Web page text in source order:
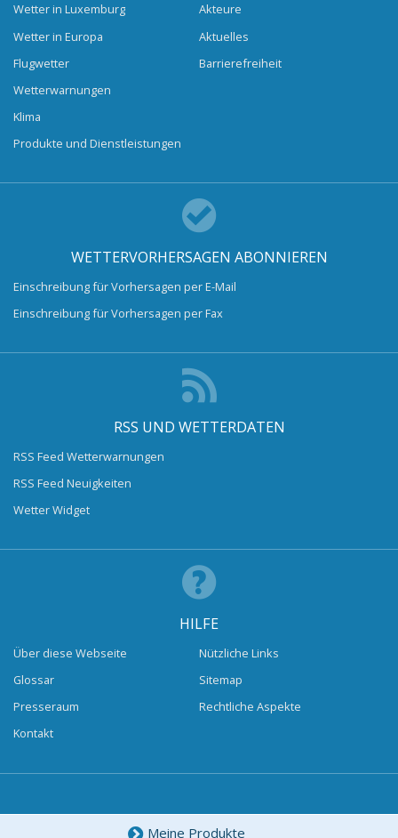
Wetter in Luxemburg
Wetter in Europa
Flugwetter
Wetterwarnungen
Klima
Produkte und Dienstleistungen
Akteure
Aktuelles
Barrierefreiheit
WETTERVORHERSAGEN ABONNIEREN
Einschreibung für Vorhersagen per E-Mail
Einschreibung für Vorhersagen per Fax
RSS UND WETTERDATEN
RSS Feed Wetterwarnungen
RSS Feed Neuigkeiten
Wetter Widget
HILFE
Über diese Webseite
Glossar
Presseraum
Kontakt
Nützliche Links
Sitemap
Rechtliche Aspekte
Meine Produkte